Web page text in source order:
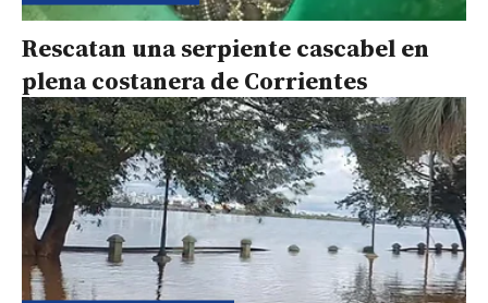
Rescatan una serpiente cascabel en
plena costanera de Corrientes